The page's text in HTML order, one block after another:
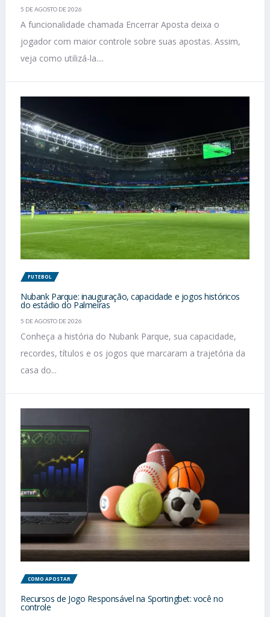
5 DE AGOSTO DE 2026
A funcionalidade chamada Encerrar Aposta deixa o
jogador com maior controle sobre suas apostas. Assim,
veja como utilizá-la....
FUTEBOL
Nubank Parque: inauguração, capacidade e jogos históricos
do estádio do Palmeiras
5 DE AGOSTO DE 2026
Conheça a história do Nubank Parque, sua capacidade,
recordes, títulos e os jogos que marcaram a trajetória da
casa do...
COMO APOSTAR
Recursos de Jogo Responsável na Sportingbet: você no
controle